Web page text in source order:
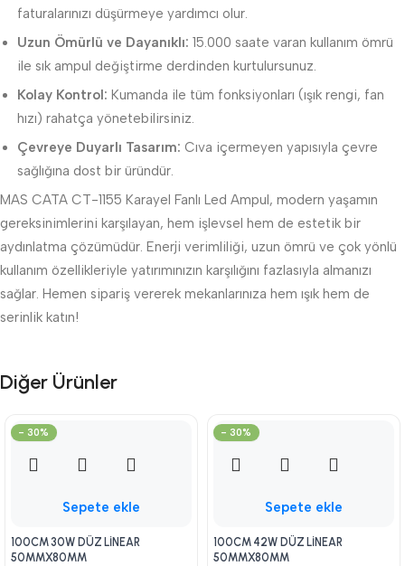
faturalarınızı düşürmeye yardımcı olur.
Uzun Ömürlü ve Dayanıklı: 15.000 saate varan kullanım ömrü
ile sık ampul değiştirme derdinden kurtulursunuz.
Kolay Kontrol: Kumanda ile tüm fonksiyonları (ışık rengi, fan
hızı) rahatça yönetebilirsiniz.
Çevreye Duyarlı Tasarım: Cıva içermeyen yapısıyla çevre
sağlığına dost bir üründür.
MAS CATA CT-1155 Karayel Fanlı Led Ampul, modern yaşamın
gereksinimlerini karşılayan, hem işlevsel hem de estetik bir
aydınlatma çözümüdür. Enerji verimliliği, uzun ömrü ve çok yönlü
kullanım özellikleriyle yatırımınızın karşılığını fazlasıyla almanızı
sağlar. Hemen sipariş vererek mekanlarınıza hem ışık hem de
serinlik katın!
Diğer Ürünler
- 30%
Sepete ekle
100CM 30W DÜZ LİNEAR
50MMX80MM
- 30%
Sepete ekle
100CM 42W DÜZ LİNEAR
50MMX80MM